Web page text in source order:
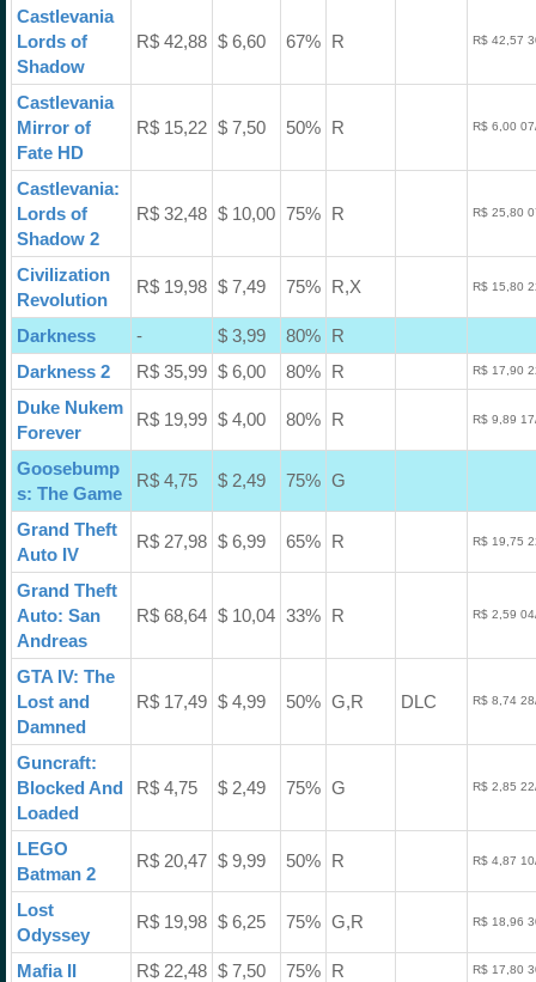
Castlevania
Lords of
Shadow
R$ 42,88 $ 6,60 67% R R$ 42,57
Castlevania
Mirror of
Fate HD
R$ 15,22 $ 7,50 50% R R$ 6,00
Castlevania:
Lords of
Shadow 2
R$ 32,48 $ 10,00 75% R R$ 25,80
Civilization
Revolution
R$ 19,98 $ 7,49 75% R,X R$ 15,80
Darkness - $ 3,99 80%
R
Darkness 2
R$ 35,99 $ 6,00 80% R R$ 17,90
Duke Nukem
Forever
R$ 19,99 $ 4,00 80% R R$ 9,89
Goosebump
s: The Game
R$ 4,75 $ 2,49 75% G
Grand Theft
Auto IV
R$ 27,98 $ 6,99 65% R R$ 19,75
Grand Theft
Auto: San
Andreas
R$ 68,64 $ 10,04 33% R R$ 2,59
GTA IV: The
Lost and
Damned
R$ 17,49 $ 4,99 50% G,R DLC R$ 8,74
Guncraft:
Blocked And
Loaded
R$ 4,75 $ 2,49 75% G R$ 2,85
LEGO
Batman 2
R$ 20,47 $ 9,99 50% R R$ 4,87
Lost
Odyssey
R$ 19,98 $ 6,25 75% G,R R$ 18,96
Mafia II R$ 22,48 $ 7,50 75% R R$ 17,80